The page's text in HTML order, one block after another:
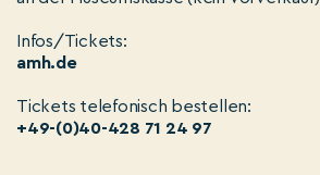
Infos/Tickets:
amh.de
Tickets telefonisch bestellen:
+49-(0)40-428 71 24 97